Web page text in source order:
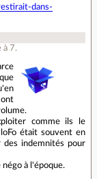
dans-
à7.
ont
comme ils le
était souvent en
indemnités pour
négo à l'époque.